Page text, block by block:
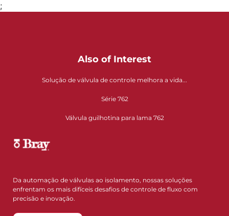
;
Also of Interest
Solução de válvula de controle melhora a vida...
Série 762
Válvula guilhotina para lama 762
Da automação de válvulas ao isolamento, nossas soluções
enfrentam os mais difíceis desafios de controle de fluxo com
precisão e inovação.